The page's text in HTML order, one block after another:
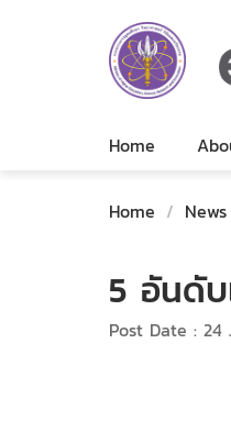
Home
Home / News
5 อันดั
Post Date : 24